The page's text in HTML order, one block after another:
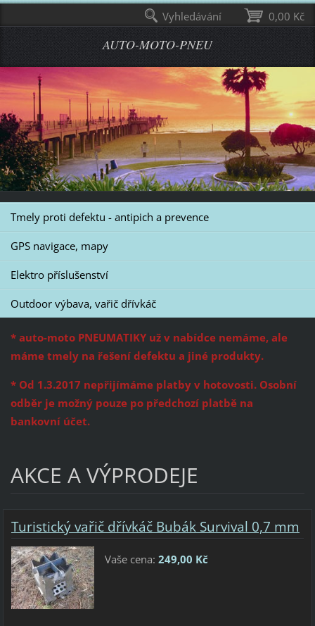
AUTO-MOTO-PNEU
Tmely proti defektu - antipich a prevence
GPS navigace, mapy
Elektro příslušenství
Outdoor výbava, vařič dřívkáč
* auto-moto PNEUMATIKY už v nabídce nemáme, ale
máme tmely na řešení defektu a jiné produkty.
* Od 1.3.2017 nepřijímáme platby v hotovosti. Osobní
odběr je možný pouze po předchozí platbě na
bankovní účet.
AKCE A VÝPRODEJE
Turistický vařič dřívkáč Bubák Survival 0,7 mm
Vaše cena: 249,00 Kč
0,00 Kč
Vyhledávání